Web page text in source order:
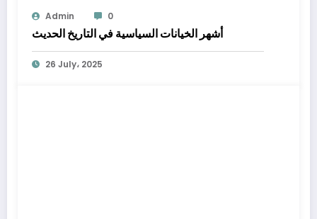
Admin 0
أشهر الخيانات السياسية في التاريخ الحديث
26 July، 2025